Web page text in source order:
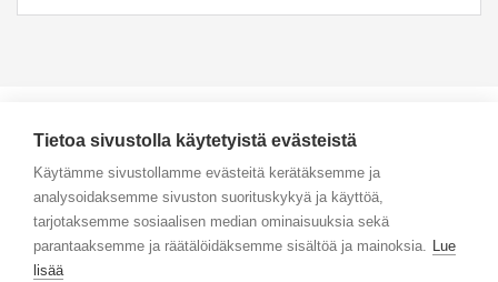
Yhteystiedot
Selaa tuotteita
Tietoa sivustolla käytetyistä evästeistä
Käytämme sivustollamme evästeitä kerätäksemme ja
analysoidaksemme sivuston suorituskykyä ja käyttöä,
tarjotaksemme sosiaalisen median ominaisuuksia sekä
parantaaksemme ja räätälöidäksemme sisältöä ja mainoksia. Lue
lisää